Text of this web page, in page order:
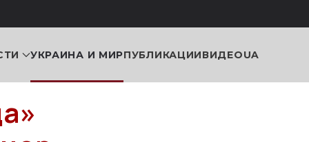
УКРАИНА И МИРПУБЛИКАЦИИВИДЕОUA